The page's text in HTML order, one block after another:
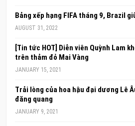
Bảng xếp hạng FIFA tháng 9, Brazil
AUGUST 31, 2022
[Tin tức HOT] Diễn viên Quỳnh Lam
trên thảm đỏ Mai Vàng
JANUARY 15, 2021
Trải lòng của hoa hậu đại dương Lê
đăng quang
JANUARY 9, 2021